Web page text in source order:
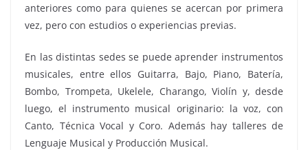
anteriores como para quienes se acercan por primera
vez, pero con estudios o experiencias previas.
En las distintas sedes se puede aprender instrumentos
musicales, entre ellos Guitarra, Bajo, Piano, Batería,
Bombo, Trompeta, Ukelele, Charango, Violín y, desde
luego, el instrumento musical originario: la voz, con
Canto, Técnica Vocal y Coro. Además hay talleres de
Lenguaje Musical y Producción Musical.